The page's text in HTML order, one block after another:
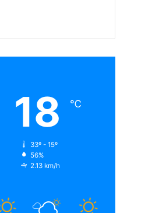
18 ℃
33º - 15º
56%
2.13 km/h